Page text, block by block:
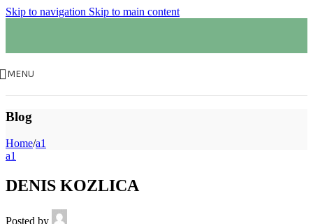
Skip to navigation Skip to main content
MENU
Blog
Home/a1
a1
DENIS KOZLICA
Posted by